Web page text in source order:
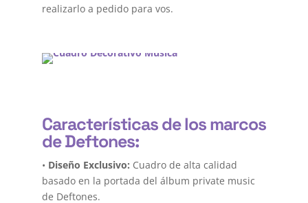
realizarlo a pedido para vos.
Características de los marcos
de Deftones:
• Diseño Exclusivo: Cuadro de alta calidad
basado en la portada del álbum private music
de Deftones.